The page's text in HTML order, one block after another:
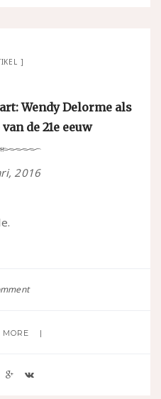
Wendy Delorme als
de 21e eeuw
2016
MORE